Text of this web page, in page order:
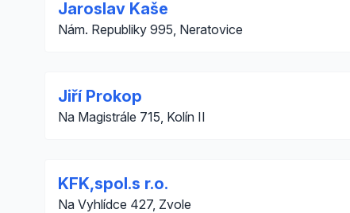
Jaroslav Kaše
Nám. Republiky 995, Neratovice
Jiří Prokop
Na Magistrále 715, Kolín II
KFK,spol.s r.o.
Na Vyhlídce 427, Zvole